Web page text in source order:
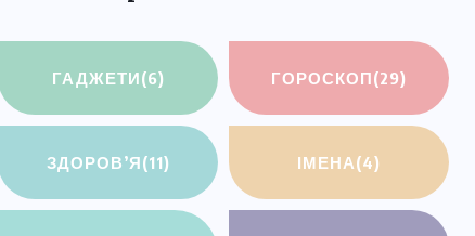
ГАДЖЕТИ(6) ГОРОСКОП(29)
ЗДОРОВ’Я(11) ІМЕНА(4)